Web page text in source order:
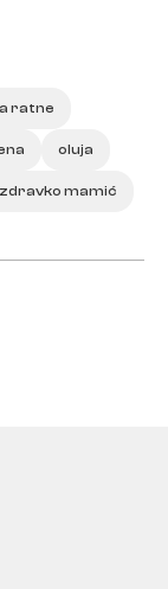
ratne
oluja
zdravko mamić